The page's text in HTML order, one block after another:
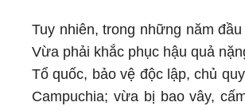
Tuy nhiên, trong những năm
Vừa phải khắc phục hậu quả
Tổ quốc, bảo vệ độc lập, chủ
Campuchia; vừa bị bao vây,